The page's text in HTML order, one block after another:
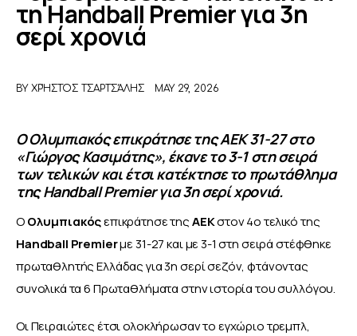
ΑΦΙΕΡΩΜΑΤΑ
MEET THE TEAM
τη Handball Premier για 3η
σερί χρονιά
BY ΧΡΉΣΤΟΣ ΤΣΑΡΤΣΆΛΗΣ MAY 29, 2026
Ο Ολυμπιακός επικράτησε της ΑΕΚ 31-27 στο
«Γιώργος Κασιμάτης», έκανε το 3-1 στη σειρά
των τελικών και έτσι κατέκτησε το πρωτάθλημα
της Handball Premier για 3η σερί χρονιά.
Ο Ολυμπιακός επικράτησε της ΑΕΚ στον 4ο τελικό της
Handball Premier με 31-27 και με 3-1 στη σειρά στέφθηκε
πρωταθλητής Ελλάδας για 3η σερί σεζόν, φτάνοντας
συνολικά τα 6 Πρωταθλήματα στην ιστορία του συλλόγου.
Οι Πειραιώτες έτσι ολοκλήρωσαν το εγχώριο τρεμπλ,